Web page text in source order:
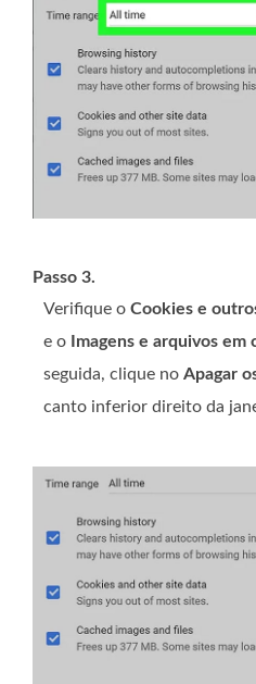
Passo 3.
Verifique o Cookies e
e o
Imagens e arquivos em
seguida, clique no Apagar
canto inferior direito da